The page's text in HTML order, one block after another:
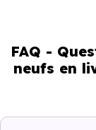
pouvez
FAQ -
neufs en